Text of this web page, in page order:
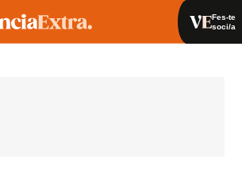
Fes-te
soci/a